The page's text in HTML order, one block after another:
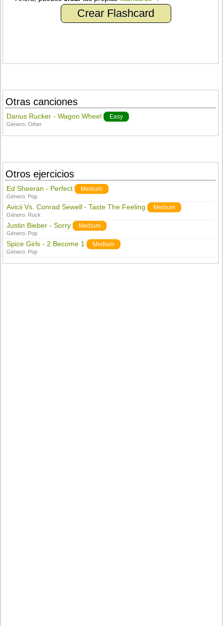
Crear Flashcard
Otras canciones
Darius Rucker - Wagon Wheel Easy
Género:Other
Otros ejercicios
Ed Sheeran - Perfect Medium
Género: Pop
Avicii Vs. Conrad Sewell - Taste The Feeling Medium
Género: Rock
Justin Bieber - Sorry Medium
Género: Pop
Spice Girls - 2 Become 1 Medium
Género: Pop